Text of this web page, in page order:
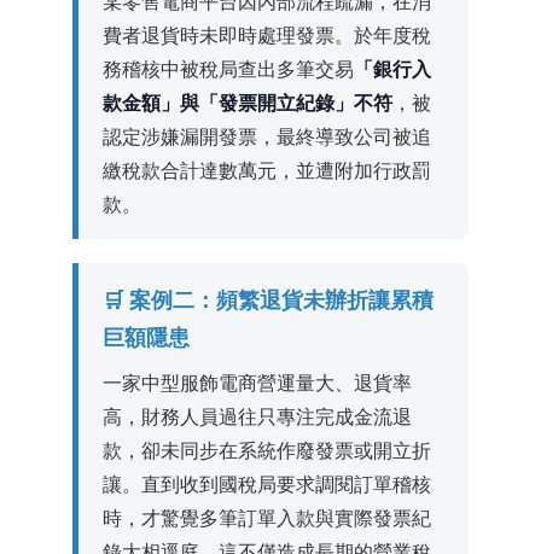
費者退貨時未即時處理發票。於年度稅
務稽核中被稅局查出多筆交易 「銀行入
款金額」與「發票開立紀錄」不符 ，被
認定涉嫌漏開發票，最終導致公司被追
繳稅款合計達數萬元，並遭附加行政罰
款。
🛒 案例二：頻繁退貨未辦折讓累積
巨額隱患
一家中型服飾電商營運量大、退貨率
高，財務人員過往只專注完成金流退
款，卻未同步在系統作廢發票或開立折
讓。直到收到國稅局要求調閱訂單稽核
時，才驚覺多筆訂單入款與實際發票紀